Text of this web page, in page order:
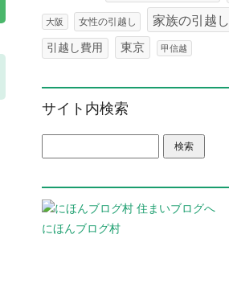
大阪 女性の引越し 家族の引越し
引越し費用 東京 甲信越
サイト内検索
にほんブログ村